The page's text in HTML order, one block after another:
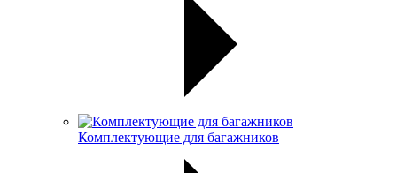
Комплектующие для багажников